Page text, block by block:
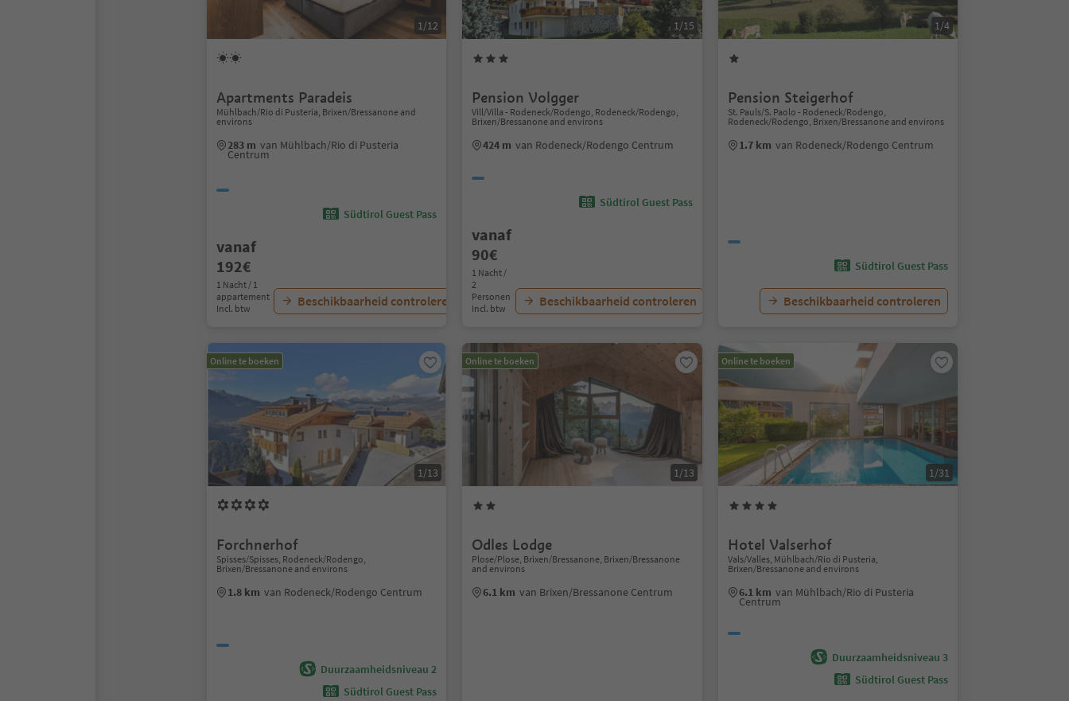
1/12
Apartments Paradeis
Mühlbach/Rio di Pusteria, Brixen/Bressanone and
environs
283 m van Mühlbach/Rio di Pusteria
Centrum
Südtirol Guest Pass
vanaf
192€
1 Nacht / 1
appartement
Incl. btw
Beschikbaarheid controleren
1/15
Pension Volgger
Vill/Villa - Rodeneck/Rodengo, Rodeneck/Rodengo,
Brixen/Bressanone and environs
424 m van Rodeneck/Rodengo Centrum
Südtirol Guest Pass
vanaf
90€
1 Nacht /
2
Personen
Incl. btw
Beschikbaarheid controleren
1/4
Pension Steigerhof
St. Pauls/S. Paolo - Rodeneck/Rodengo,
Rodeneck/Rodengo, Brixen/Bressanone and environs
1.7 km van Rodeneck/Rodengo Centrum
Südtirol Guest Pass
Beschikbaarheid controleren
Online te boeken
1/13
Forchnerhof
Spisses/Spisses, Rodeneck/Rodengo,
Brixen/Bressanone and environs
1.8 km van Rodeneck/Rodengo Centrum
Duurzaamheidsniveau 2
Südtirol Guest Pass
Online te boeken
1/13
Odles Lodge
Plose/Plose, Brixen/Bressanone, Brixen/Bressanone
and environs
6.1 km van Brixen/Bressanone Centrum
Online te boeken
1/31
Hotel Valserhof
Vals/Valles, Mühlbach/Rio di Pusteria,
Brixen/Bressanone and environs
6.1 km van Mühlbach/Rio di Pusteria
Centrum
Duurzaamheidsniveau 3
Südtirol Guest Pass